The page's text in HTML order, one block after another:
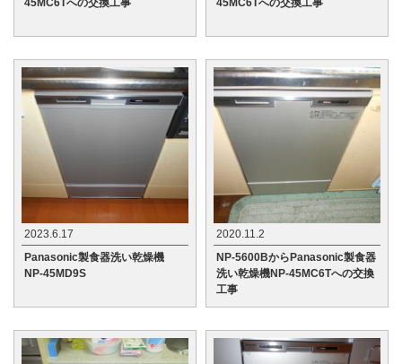
45MC6Tへの交換工事 45MC6Tへの交換工事
2023.6.17
Panasonic製食器洗い乾燥機
NP-45MD9S
2020.11.2
NP-5600BからPanasonic製食器
洗い乾燥機NP-45MC6Tへの交換
工事